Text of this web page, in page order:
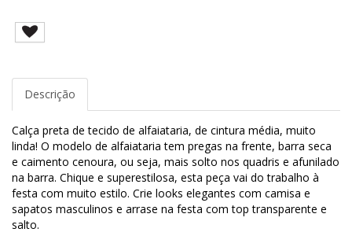
Descrição
Calça preta de tecido de alfaiataria, de cintura média, muito
linda! O modelo de alfaiataria tem pregas na frente, barra seca
e caimento cenoura, ou seja, mais solto nos quadris e afunilado
na barra. Chique e superestilosa, esta peça vai do trabalho à
festa com muito estilo. Crie looks elegantes com camisa e
sapatos masculinos e arrase na festa com top transparente e
salto.